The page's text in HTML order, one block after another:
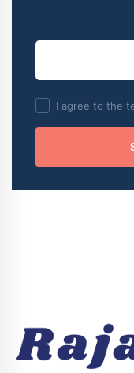
I agree to the